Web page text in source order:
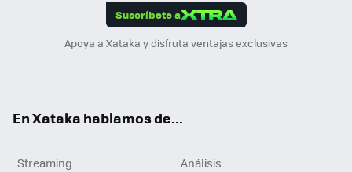
Suscríbete a
Apoya a Xataka y disfruta ventajas exclusivas
En Xataka hablamos de...
Streaming
Análisis